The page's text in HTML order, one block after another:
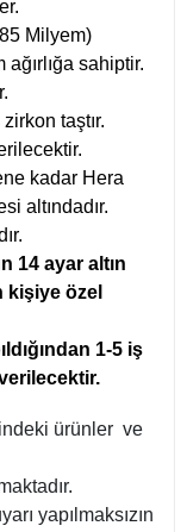
Milyem)
sahiptir.
taştır.
kadar Hera
altındadır.
14 ayar altın
özel
1-5 iş
ürünler ve
yapılmaksızın